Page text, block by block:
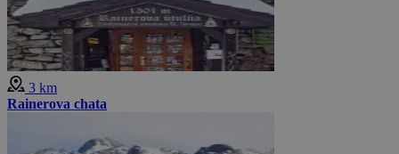
3 km
Rainerova chata